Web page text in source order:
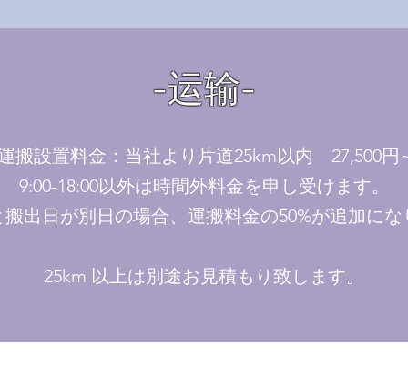
-运输-
搬設置料金：当社より片道25km以内 27,500円
9:00-18:00以外は時間外料金を申し受けます。
出日が別日の場合、運搬料金の50%が追加にな
25km 以上は別途お見積もり致します。